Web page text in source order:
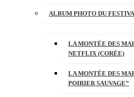
ALBUM PHOTO DU
LA MONTÉE DES
NETFLIX (CORÉE)
LA MONTÉE DES
POIRIER SAUVAGE”